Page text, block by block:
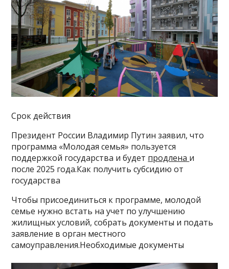
Срок действия
Президент России Владимир Путин заявил, что
программа «Молодая семья» пользуется
поддержкой государства и будет продлена и
после 2025 года.Как получить субсидию от
государства
Чтобы присоединиться к программе, молодой
семье нужно встать на учет по улучшению
жилищных условий, собрать документы и подать
заявление в орган местного
самоуправления.Необходимые документы